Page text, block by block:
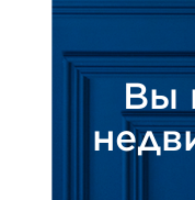
Вы